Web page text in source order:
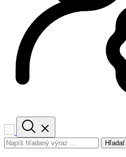
Hľadať